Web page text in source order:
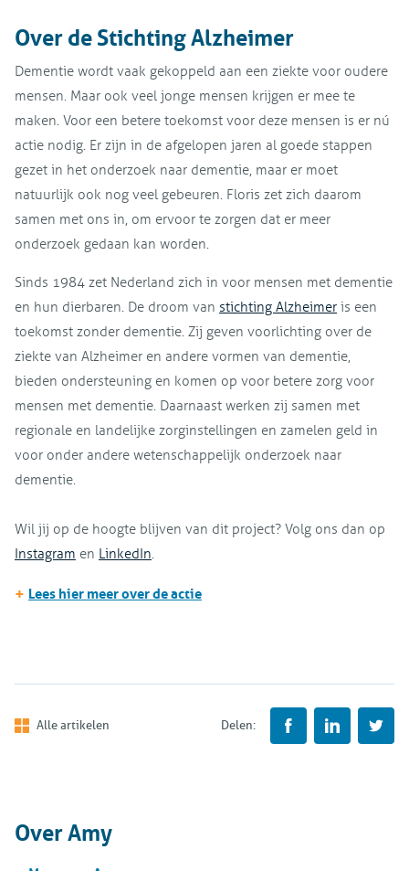
Over de Stichting Alzheimer
Dementie wordt vaak gekoppeld aan een ziekte voor oudere
mensen. Maar ook veel jonge mensen krijgen er mee te
maken. Voor een betere toekomst voor deze mensen is er nú
actie nodig. Er zijn in de afgelopen jaren al goede stappen
gezet in het onderzoek naar dementie, maar er moet
natuurlijk ook nog veel gebeuren. Floris zet zich daarom
samen met ons in, om ervoor te zorgen dat er meer
onderzoek gedaan kan worden.
Sinds 1984 zet Nederland zich in voor mensen met dementie
en hun dierbaren. De droom van stichting Alzheimer is een
toekomst zonder dementie. Zij geven voorlichting over de
ziekte van Alzheimer en andere vormen van dementie,
bieden ondersteuning en komen op voor betere zorg voor
mensen met dementie. Daarnaast werken zij samen met
regionale en landelijke zorginstellingen en zamelen geld in
voor onder andere wetenschappelijk onderzoek naar
dementie.
Wil jij op de hoogte blijven van dit project? Volg ons dan op
Instagram en LinkedIn.
+ Lees hier meer over de actie
Alle artikelen Delen:
Over Amy